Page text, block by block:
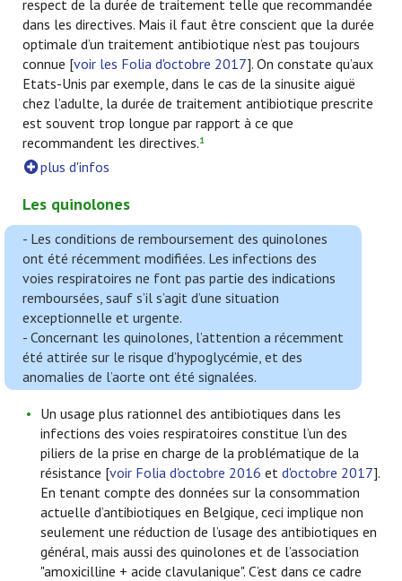
respect de la durée de traitement telle que recommandée
dans les directives. Mais il faut être conscient que la durée
optimale d’un traitement antibiotique n’est pas toujours
connue [voir les Folia d'octobre 2017]. On constate qu’aux
Etats-Unis par exemple, dans le cas de la sinusite aiguë
chez l’adulte, la durée de traitement antibiotique prescrite
est souvent trop longue par rapport à ce que
recommandent les directives.1
plus d'infos
Les quinolones
- Les conditions de remboursement des quinolones
ont été récemment modifiées. Les infections des
voies respiratoires ne font pas partie des indications
remboursées, sauf s’il s’agit d’une situation
exceptionnelle et urgente.
- Concernant les quinolones, l’attention a récemment
été attirée sur le risque d’hypoglycémie, et des
anomalies de l’aorte ont été signalées.
Un usage plus rationnel des antibiotiques dans les
infections des voies respiratoires constitue l’un des
piliers de la prise en charge de la problématique de la
résistance [voir Folia d'octobre 2016 et d'octobre 2017].
En tenant compte des données sur la consommation
actuelle d’antibiotiques en Belgique, ceci implique non
seulement une réduction de l’usage des antibiotiques en
général, mais aussi des quinolones et de l’association
"amoxicilline + acide clavulanique". C’est dans ce cadre